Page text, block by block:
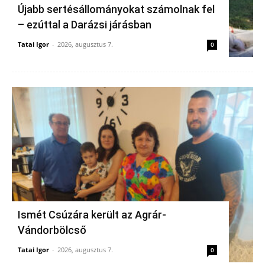
Újabb sertésállományokat számolnak fel
– ezúttal a Darázsi járásban
Tatai Igor - 2026, augusztus 7. 0
Ismét Csúzára került az Agrár-
Vándorbölcső
Tatai Igor - 2026, augusztus 7. 0